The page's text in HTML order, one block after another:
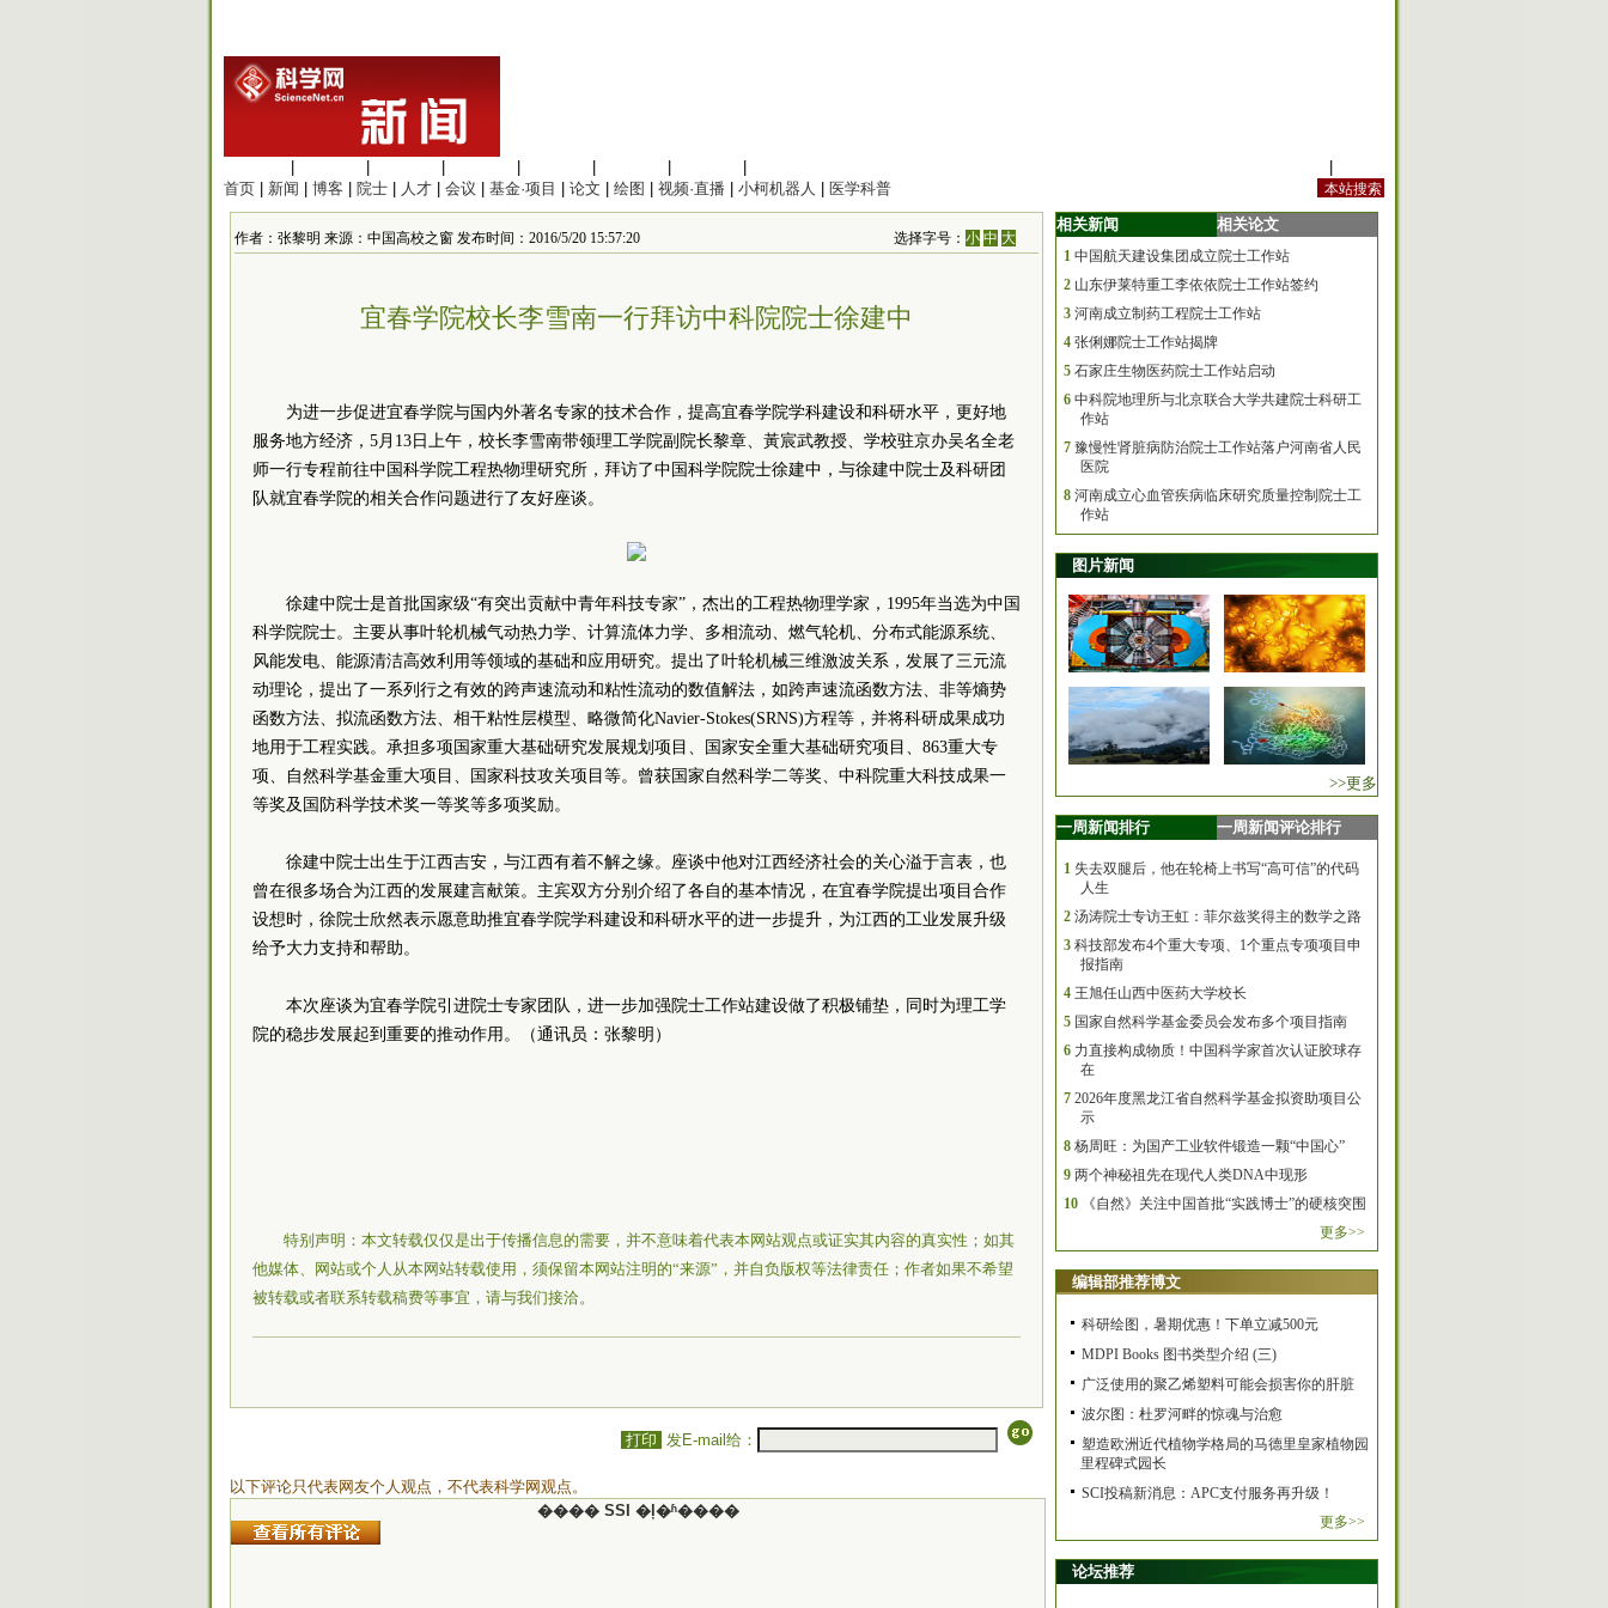
首页
新闻 博客 院士 人才 会议 基金·项目 论文 绘图 视频·直播 小柯机器人 医学科普
作者：张黎明 来源：中国高校之窗 发布时间：2016/5/20 15:57:20 选择字号：小 中 大
宜春学院校长李雪南一行拜访中科院院士徐建中
为进一步促进宜春学院与国内外著名专家的技术合作，提高宜春学院学科建设和科研水平，更好地
服务地方经济，5月13日上午，校长李雪南带领理工学院副院长黎章、黃宸武教授、学校驻京办吴名全老
师一行专程前往中国科学院工程热物理研究所，拜访了中国科学院院士徐建中，与徐建中院士及科研团
队就宜春学院的相关合作问题进行了友好座谈。
徐建中院士是首批国家级“有突出贡献中青年科技专家”，杰出的工程热物理学家，1995年当选为中国
科学院院士。主要从事叶轮机械气动热力学、计算流体力学、多相流动、燃气轮机、分布式能源系统、
风能发电、能源清洁高效利用等领域的基础和应用研究。提出了叶轮机械三维激波关系，发展了三元流
动理论，提出了一系列行之有效的跨声速流动和粘性流动的数值解法，如跨声速流函数方法、非等熵势
函数方法、拟流函数方法、相干粘性层模型、略微简化Navier-Stokes(SRNS)方程等，并将科研成果成功
地用于工程实践。承担多项国家重大基础研究发展规划项目、国家安全重大基础研究项目、863重大专
项、自然科学基金重大项目、国家科技攻关项目等。曾获国家自然科学二等奖、中科院重大科技成果一
等奖及国防科学技术奖一等奖等多项奖励。
徐建中院士出生于江西吉安，与江西有着不解之缘。座谈中他对江西经济社会的关心溢于言表，也
曾在很多场合为江西的发展建言献策。主宾双方分别介绍了各自的基本情况，在宜春学院提出项目合作
设想时，徐院士欣然表示愿意助推宜春学院学科建设和科研水平的进一步提升，为江西的工业发展升级
给予大力支持和帮助。
本次座谈为宜春学院引进院士专家团队，进一步加强院士工作站建设做了积极铺垫，同时为理工学
院的稳步发展起到重要的推动作用。（通讯员：张黎明）
特别声明：本文转载仅仅是出于传播信息的需要，并不意味着代表本网站观点或证实其内容的真实性；如其
他媒体、网站或个人从本网站转载使用，须保留本网站注明的“来源”，并自负版权等法律责任；作者如果不希望
被转载或者联系转载稿费等事宜，请与我们接洽。
打印 发E-mail给：
以下评论只代表网友个人观点，不代表科学网观点。
���� SSI �ļ�ʱ����
相关新闻 相关论文
1 中国航天建设集团成立院士工作站
2 山东伊莱特重工李依依院士工作站签约
3 河南成立制药工程院士工作站
4 张俐娜院士工作站揭牌
5 石家庄生物医药院士工作站启动
6 中科院地理所与北京联合大学共建院士科研工
作站
7 豫慢性肾脏病防治院士工作站落户河南省人民
医院
8 河南成立心血管疾病临床研究质量控制院士工
作站
图片新闻
>>更多
一周新闻排行 一周新闻评论排行
1 失去双腿后，他在轮椅上书写“高可信”的代码
人生
2 汤涛院士专访王虹：菲尔兹奖得主的数学之路
3 科技部发布4个重大专项、1个重点专项项目申
报指南
4 王旭任山西中医药大学校长
5 国家自然科学基金委员会发布多个项目指南
6 力直接构成物质！中国科学家首次认证胶球存
在
7 2026年度黑龙江省自然科学基金拟资助项目公
示
8 杨周旺：为国产工业软件锻造一颗“中国心”
9 两个神秘祖先在现代人类DNA中现形
10
《自然》关注中国首批“实践博士”的硬核突围
更多>>
编辑部推荐博文
科研绘图，暑期优惠！下单立减500元
MDPI Books 图书类型介绍 (三)
广泛使用的聚乙烯塑料可能会损害你的肝脏
波尔图：杜罗河畔的惊魂与治愈
塑造欧洲近代植物学格局的马德里皇家植物园
里程碑式园长
SCI投稿新消息：APC支付服务再升级！
更多>>
论坛推荐